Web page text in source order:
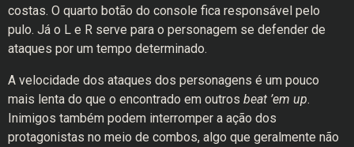
costas. O quarto botão do console fica responsável pelo
pulo. Já o L e R serve para o personagem se defender de
ataques por um tempo determinado.
A velocidade dos ataques dos personagens é um pouco
mais lenta do que o encontrado em outros beat ’em up.
Inimigos também podem interromper a ação dos
protagonistas no meio de combos, algo que geralmente não